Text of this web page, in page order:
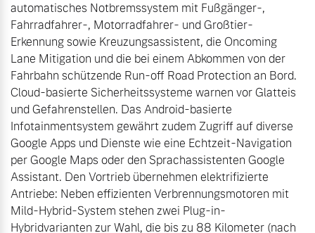
automatisches Notbremssystem mit Fußgänger-,
Fahrradfahrer-, Motorradfahrer- und Großtier-
Erkennung sowie Kreuzungsassistent, die Oncoming
Lane Mitigation und die bei einem Abkommen von der
Fahrbahn schützende Run-off Road Protection an Bord.
Cloud-basierte Sicherheitssysteme warnen vor Glatteis
und Gefahrenstellen. Das Android-basierte
Infotainmentsystem gewährt zudem Zugriff auf diverse
Google Apps und Dienste wie eine Echtzeit-Navigation
per Google Maps oder den Sprachassistenten Google
Assistant. Den Vortrieb übernehmen elektrifizierte
Antriebe: Neben effizienten Verbrennungsmotoren mit
Mild-Hybrid-System stehen zwei Plug-in-
Hybridvarianten zur Wahl, die bis zu 88 Kilometer (nach